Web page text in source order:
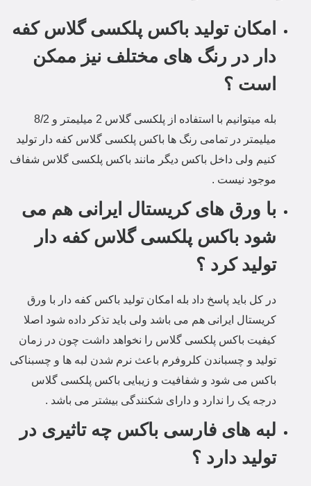
امکان تولید باکس پلکسی گلاس کفه
دار در رنگ های مختلف نیز ممکن
است ؟
بله میتوانیم با استفاده از پلکسی گلاس 2 میلیمتر و 8/2
میلیمتر در تمامی رنگ ها باکس پلکسی گلاس کفه دار تولید
کنیم ولی داخل باکس دیگر مانند باکس پلکسی گلاس شفاف
موجود نیست .
با ورق های کریستال ایرانی هم می
شود باکس پلکسی گلاس کفه دار
تولید کرد ؟
در کل باید پاسخ داد بله امکان تولید باکس کفه دار با ورق
کریستال ایرانی هم می باشد ولی باید تذکر داده شود اصلا
کیفیت باکس پلکسی گلاس را نخواهد داشت چون در زمان
تولید و چسباندن کلروفرم باعث نرم شدن لبه ها و چسبناکی
باکس می شود و شفافیت و زیبایی باکس پلکسی گلاس
درجه یک را ندارد و دارای شکنندگی بیشتر می باشد .
لبه های فارسی باکس چه تاثیری در
تولید دارد ؟